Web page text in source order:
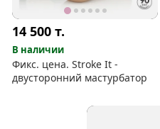
14 500т.
В наличии
Фикс. цена. Stroke It -
двусторонний мастурбатор